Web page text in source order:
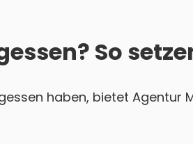
So
haben, bietet Agentur